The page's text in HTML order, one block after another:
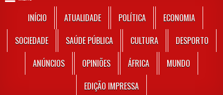
INÍCIO ATUALIDADE POLÍTICA
ECONOMIA
SOCIEDADE
SAÚDE PÚBLICA CULTURA
DESPORTO
ANÚNCIOS
OPINIÕES ÁFRICA
MUNDO
EDIÇÃO IMPRESSA